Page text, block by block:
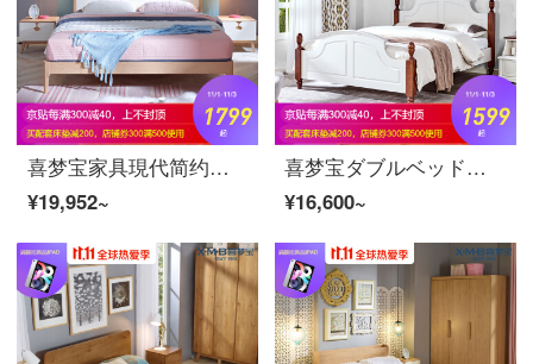
喜梦宝家具現代简约木造ベッド1.5メートル1.8メートルダブルベッド松木ベッド日本式寝室家具木色+白1800*2000
¥19,952~
喜梦宝ダブルベッド洋式ベッドロマンティック婚床床実木寝室地中海スタイル家具1.5*2.0（シングルベッド）
¥16,600~